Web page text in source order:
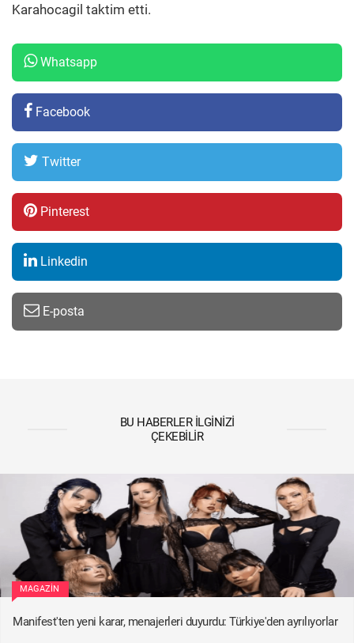
Karahocagil taktim etti.
Whatsapp
Facebook
Twitter
Pinterest
Linkedin
E-posta
BU HABERLER İLGINIZI
ÇEKEBILIR
MAGAZIN
Manifest'ten yeni karar, menajerleri duyurdu: Türkiye'den ayrılıyorlar